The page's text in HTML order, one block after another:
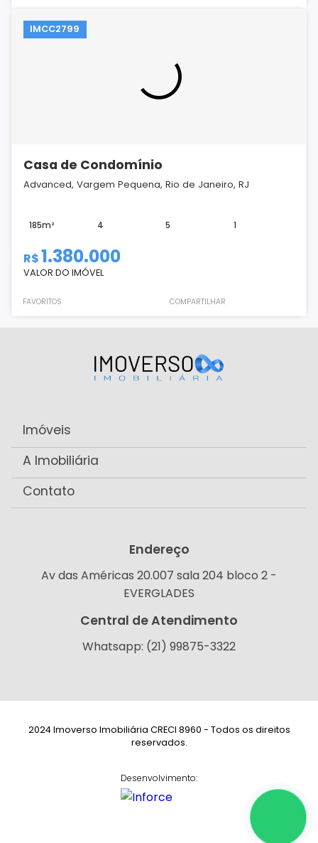
IMCC2799
Casa de Condomínio
Advanced, Vargem Pequena, Rio de Janeiro, RJ
185m² 4 5 1
R$1.380.000
VALOR DO IMÓVEL
FAVORITOS COMPARTILHAR
Imóveis
A Imobiliária
Contato
Endereço
Av das Américas 20.007 sala 204 bloco 2 -
EVERGLADES
Central de Atendimento
Whatsapp: (21) 99875-3322
2024 Imoverso Imobiliária CRECI 8960 - Todos os direitos
reservados.
Desenvolvimento: